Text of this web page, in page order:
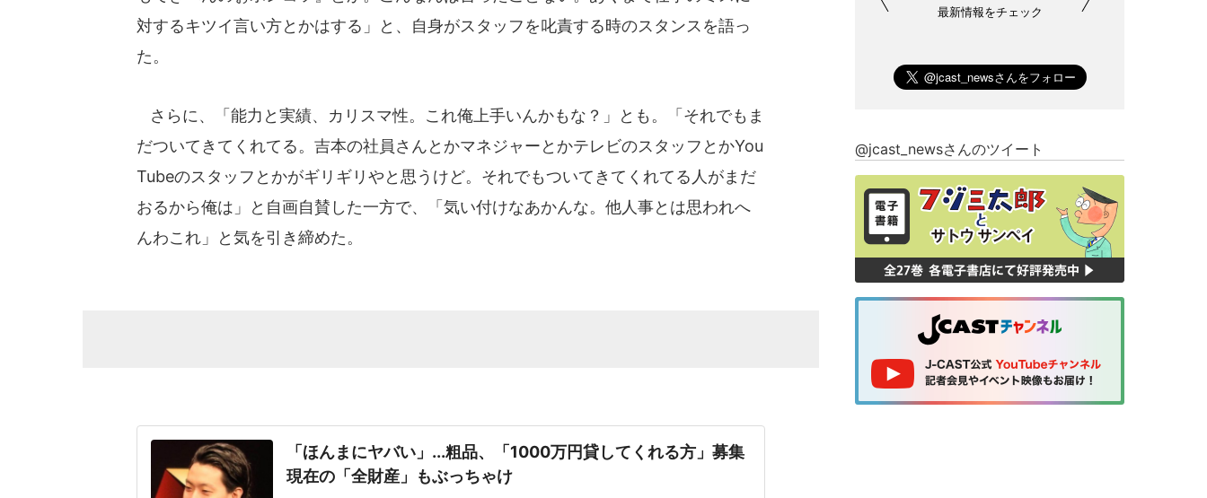
対するキツイ言い方とかはする」と、自身がスタッフを叱責する時のスタンスを語っ
た。
さらに、「能力と実績、カリスマ性。これ俺上手いんかもな？」とも。「それでもま
だついてきてくれてる。吉本の社員さんとかマネジャーとかテレビのスタッフとかYou
Tubeのスタッフとかがギリギリやと思うけど。それでもついてきてくれてる人がまだ
おるから俺は」と自画自賛した一方で、「気い付けなあかんな。他人事とは思われへ
んわこれ」と気を引き締めた。
「ほんまにヤバい」...粗品、「1000万円貸してくれる方」募集
現在の「全財産」もぶっちゃけ
最新情報をチェック
@jcast_newsさんのツイート